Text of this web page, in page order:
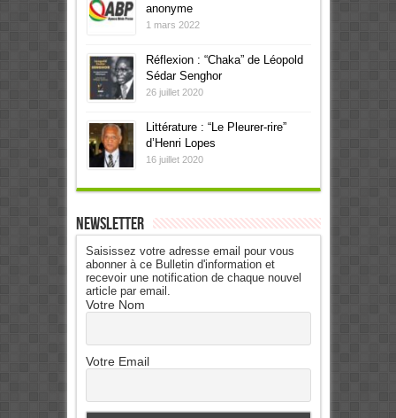
anonyme
1 mars 2022
Réflexion : “Chaka” de Léopold
Sédar Senghor
26 juillet 2020
Littérature : “Le Pleurer-rire”
d’Henri Lopes
16 juillet 2020
Newsletter
Saisissez votre adresse email pour vous
abonner à ce Bulletin d'information et
recevoir une notification de chaque nouvel
article par email.
Votre Nom
Votre Email